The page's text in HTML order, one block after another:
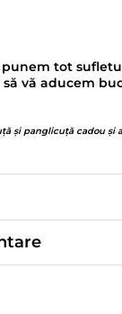
tot
vă aducem
și panglicuță cadou și